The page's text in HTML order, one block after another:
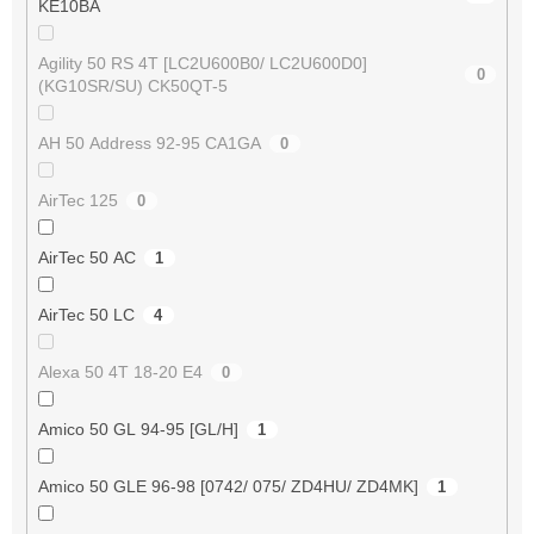
KE10BA
Agility 50 RS 4T [LC2U600B0/ LC2U600D0]
(KG10SR/SU) CK50QT-5
0
AH 50 Address 92-95 CA1GA 0
AirTec 125 0
AirTec 50 AC 1
AirTec 50 LC 4
Alexa 50 4T 18-20 E4 0
Amico 50 GL 94-95 [GL/H] 1
Amico 50 GLE 96-98 [0742/ 075/ ZD4HU/ ZD4MK] 1